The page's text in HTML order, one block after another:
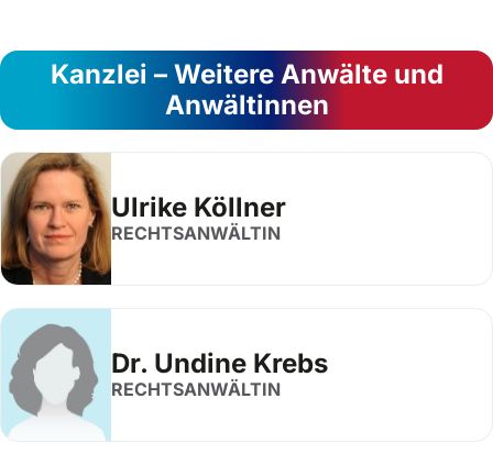
Kanzlei – Weitere Anwälte und
Anwältinnen
Ulrike Köllner
RECHTSANWÄLTIN
Dr. Undine Krebs
RECHTSANWÄLTIN